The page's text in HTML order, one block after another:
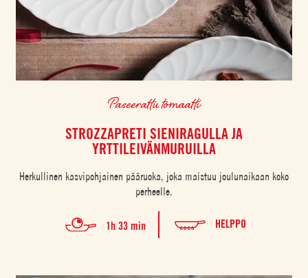
Paseerattu tomaatti
STROZZAPRETI SIENIRAGULLA JA
YRTTILEIVÄNMURUILLA
Herkullinen kasvipohjainen pääruoka, joka maistuu joulunaikaan koko
perheelle.
1h 33 min HELPPO